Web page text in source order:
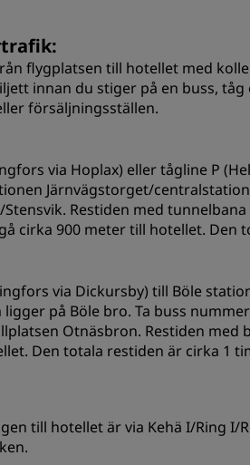
flygplatsen till hotellet med
innan du stiger på en buss,
försäljningsställen.
via Hoplax) eller tågline P
Järnvägstorget/
Restiden med
cirka 900 meter till hotellet. Den
via Dickursby) till Böle
på Böle bro. Ta buss
Otnäsbron. Restiden
Den totala restiden är cirka 1
till hotellet är via Kehä I/Ring